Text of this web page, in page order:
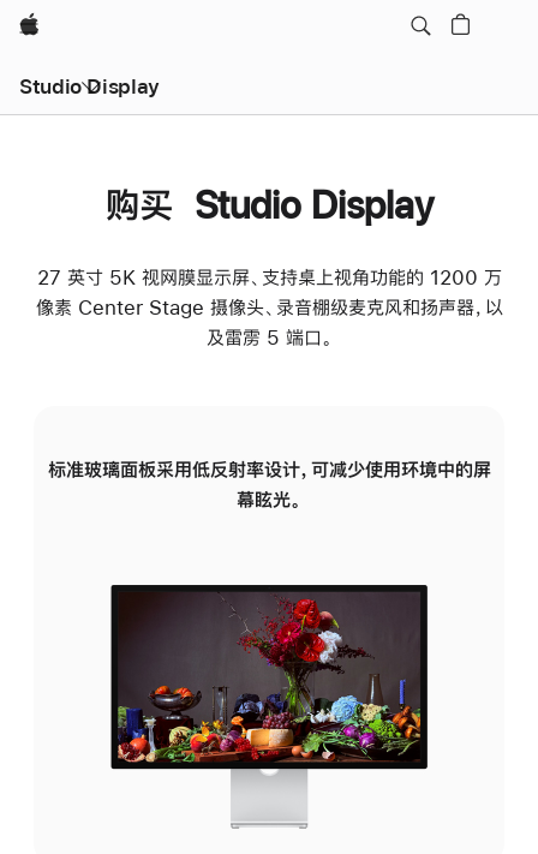
Apple
Studio Display
购买 Studio Display
27 英寸 5K 视网膜显示屏、支持桌上视角功能的 1200 万
像素 Center Stage 摄像头、录音棚级麦克风和扬声器，以
及雷雳 5 端口。
标准玻璃面板采用低反射率设计，可减少使用环境中的屏
幕眩光。